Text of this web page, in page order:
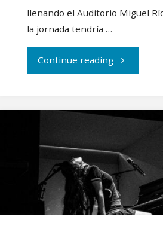
Azul"
llenando el Auditorio Miguel
la jornada tendría …
Continue reading"Crónica
Babel
Día